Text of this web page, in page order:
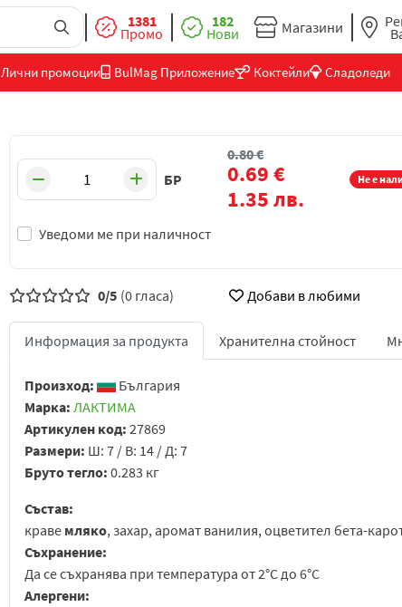
1381
Промо
182
Нови Магазини
Лични промоции BulMag Приложение Коктейли Сладоледи
БР Не е
Уведоми ме при наличност
0.80€
0.69€
1.35лв.
0/5 (0 гласа) Добави в любими
Информация за продукта Хранителна стойност
Произход:
България
Марка: ЛАКТИМА
Артикулен код: 27869
Размери: Ш: 7 / В: 14 / Д: 7
Бруто тегло: 0.283 кг
Състав:
краве мляко, захар, аромат ванилия, оцветител бета-
Съхранение:
Да се съхранява при температура от 2°C до 6°С
Алергени: